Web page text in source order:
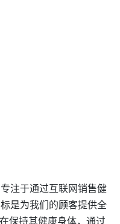
注于通过互联网销售健
是为我们的顾客提供全
保持其健康身体，通过